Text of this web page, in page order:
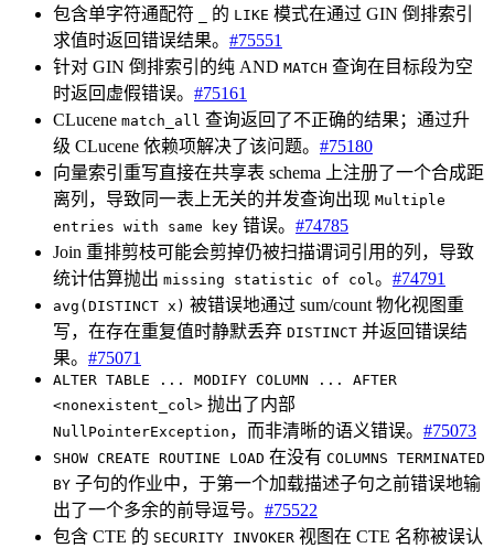
包含单字符通配符
的 LIKE 模式在通过 GIN 倒排索引
求值时返回错误结果。 #75551
针对 GIN 倒排索引的纯 AND MATCH 查询在目标段为空
时返回虚假错误。 #75161
CLucene match_all 查询返回了不正确的结果；通过升
级 CLucene 依赖项解决了该问题。 #75180
向量索引重写直接在共享表 schema 上注册了一个合成距
离列，导致同一表上无关的并发查询出现 Multiple
entries with same key 错误。 #74785
Join 重排剪枝可能会剪掉仍被扫描谓词引用的列，导致
统计估算抛出 missing statistic of col。 #74791
avg(DISTINCT x) 被错误地通过 sum/count 物化视图重
写，在存在重复值时静默丢弃 DISTINCT 并返回错误结
果。 #75071
ALTER TABLE ... MODIFY COLUMN ... AFTER
<nonexistent_col> 抛出了内部
NullPointerException ，而非清晰的语义错误。 #75073
SHOW CREATE ROUTINE LOAD 在没有 COLUMNS TERMINATED
BY 子句的作业中，于第一个加载描述子句之前错误地输
出了一个多余的前导逗号。 #75522
包含 CTE 的 SECURITY INVOKER 视图在 CTE 名称被误认